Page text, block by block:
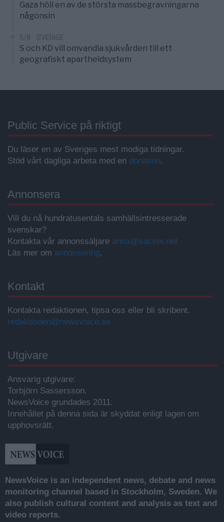
Gaza höll en av de största massbegravningarna
någonsin
5/8 SVERIGE
S och KD vill omvandla sjukvården till ett
geografiskt apartheidsystem
Public Service på riktigt
Du läser en av Sveriges mest modiga tidningar.
Stöd vårt dagliga arbeta med en donation.
Annonsera
Vill du nå hundratusentals samhällsintresserade
svenskar?
Kontakta vår annonssäljare anna@sasser.net
Läs mer om annonsering.
Kontakt
Kontakta redaktionen, tipsa oss eller bli skribent.
redaktionen@newsvoice.se
Utgivare
Ansvarig utgivare:
Torbjörn Sassersson.
NewsVoice grundades 2011.
Innehållet på denna sida är skyddat enligt lagen om
upphovsrätt.
NewsVoice is an independent news, debate and news
monitoring channel based in Stockholm, Sweden. We
also publish cultural content and analysis as text and
video reports.